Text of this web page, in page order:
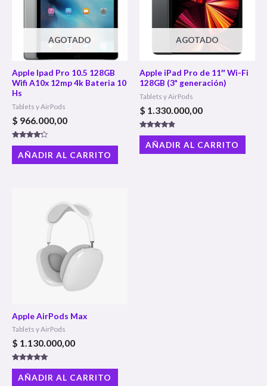
AGOTADO
Apple Ipad Pro 10.5 128GB
Wifi A10x 12mp 4k Bateria 10
Hs
Tablets y AirPods
$ 966.000,00
Valorado
con
4.00
de 5
AÑADIR AL CARRITO
AGOTADO
Apple iPad Pro de 11″ Wi-Fi
128GB (3ª generación)
Tablets y AirPods
$ 1.330.000,00
Valorado
con
4.60
de 5
AÑADIR AL CARRITO
Apple AirPods Max
Tablets y AirPods
$ 1.130.000,00
Valorado con
5.00
de 5
AÑADIR AL CARRITO